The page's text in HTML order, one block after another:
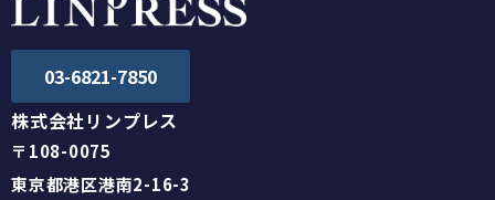
03-6821-7850
株式会社リンプレス
〒108-0075
東京都港区港南2-16-3